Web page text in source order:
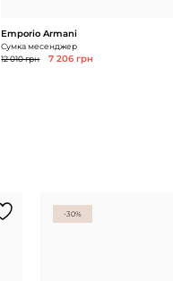
Emporio Armani
Сумка месенджер
12 010 грн
7 206 грн
-30%